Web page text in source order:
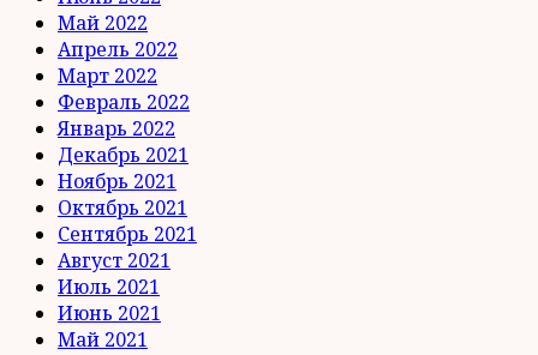
Май 2022
Апрель 2022
Март 2022
Февраль 2022
Январь 2022
Декабрь 2021
Ноябрь 2021
Октябрь 2021
Сентябрь 2021
Август 2021
Июль 2021
Июнь 2021
Май 2021